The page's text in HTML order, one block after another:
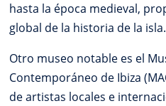
hasta la época medieval,
global de la historia de la isla.
Otro museo notable es el
Contemporáneo de Ibiza
de artistas locales e